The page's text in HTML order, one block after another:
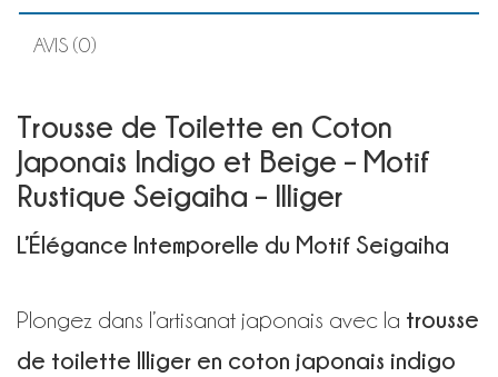
AVIS (0)
Trousse de Toilette en Coton
Japonais Indigo et Beige – Motif
Rustique Seigaiha – Illiger
L’Élégance Intemporelle du Motif Seigaiha
Plongez dans l’artisanat japonais avec la trousse
de toilette Illiger en coton japonais indigo